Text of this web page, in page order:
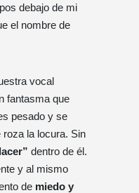
debajo de mi
el nombre de
vocal
fantasma que
pesado y se
roza la locura. Sin
dentro de él.
y al mismo
de miedo y